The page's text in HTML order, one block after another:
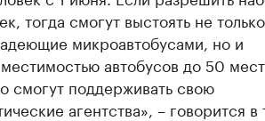
тогда смогут выстоять не только
микроавтобусами, но и
автобусов до 50
смогут поддерживать свою
агентства», – говорится в